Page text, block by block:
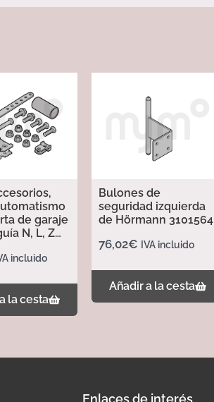
de garaje
N, L, Z
incluido
la cesta
Bulones de
seguridad izquierda
de Hörmann 3101564
76,02€ IVA incluido
Añadir a la cesta